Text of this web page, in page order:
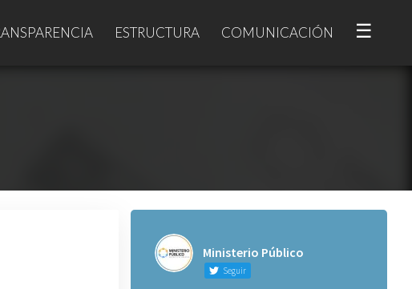
ESTRUCTURA COMUNICACIÓN ☰
Ministerio Público
Seguir